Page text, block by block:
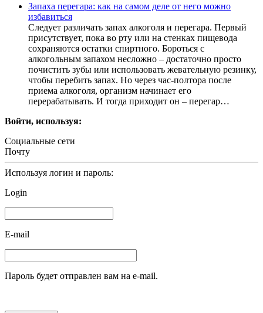
Запаха перегара: как на самом деле от него можно
избавиться
Следует различать запах алкоголя и перегара. Первый
присутствует, пока во рту или на стенках пищевода
сохраняются остатки спиртного. Бороться с
алкогольным запахом несложно – достаточно просто
почистить зубы или использовать жевательную резинку,
чтобы перебить запах. Но через час-полтора после
приема алкоголя, организм начинает его
перерабатывать. И тогда приходит он – перегар…
Войти, используя:
Социальные сети
Почту
Используя логин и пароль:
Login
E-mail
Пароль будет отправлен вам на e-mail.